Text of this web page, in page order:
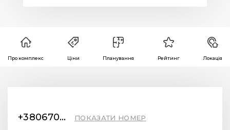
Про комплекс Ціни Планування Рейтинг Локація
+380670001166 ПОКАЗАТИ НОМЕР